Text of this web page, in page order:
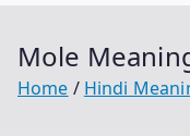
Mole
Home Hindi